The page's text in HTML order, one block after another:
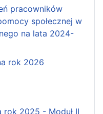
pracowników
społecznej w
na lata 2024-
rok 2026
rok 2025 - Moduł II